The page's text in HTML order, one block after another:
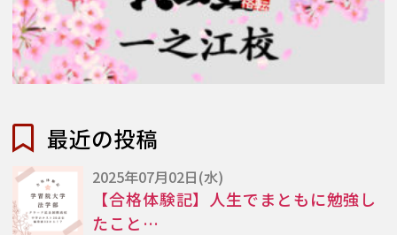
最近の投稿
2025年07月02日(水)
【合格体験記】人生でまともに勉強し
たこと…